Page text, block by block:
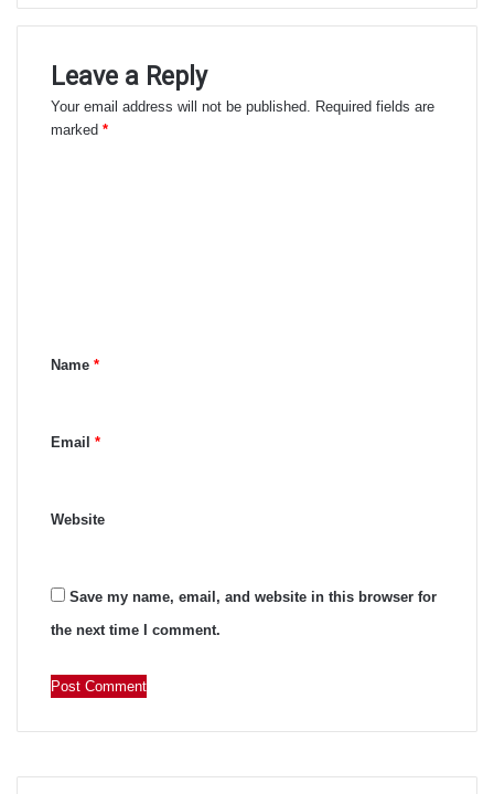
Leave a Reply
Your email address will not be published.
Required fields are
marked *
tName *
Email *
Website
Save my name, email, and website in this browser for
the next time I comment.